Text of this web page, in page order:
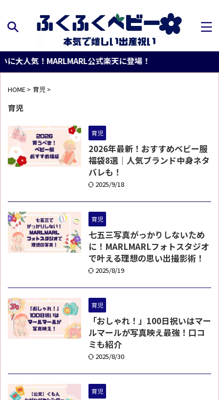
人気！MARLMARL公式楽天に登場！
HOME > 育児 >
育児
育児
2026年最新！おすすめベビー服
福袋8選｜人気ブランド中身ネタ
バレも！
2025/9/18
育児
七五三写真がっかりしないため
に！MARLMARLフォトスタジオ
で叶える理想の思い出撮影術！
2025/8/19
育児
「おしゃれ！」100日祝いはマー
ルマールが写真映え最強！口コ
ミも紹介
2025/8/30
育児